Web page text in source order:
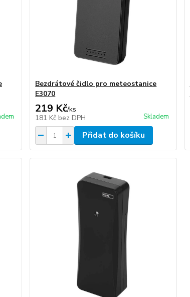
Bezdrátové čidlo pro meteostanice
E3070
219 Kč/ks
181 Kč bez DPH Skladem
Přidat do košíku